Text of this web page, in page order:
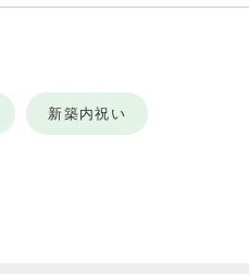
新築内祝い